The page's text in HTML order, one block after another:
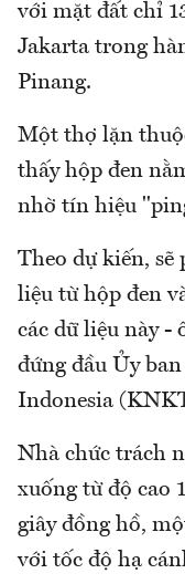
với mặt đất chỉ
Jakarta trong
Pinang.
Một thợ lặn
thấy hộp đen
nhờ tín hiệu
Theo dự kiến,
liệu từ hộp đen
các dữ liệu này -
đứng đầu Ủy
Indonesia
Nhà chức trách
xuống từ độ cao
giây đồng hồ,
với tốc độ hạ